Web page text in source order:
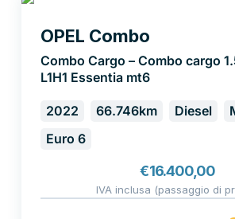
OPEL Combo
Combo Cargo – Combo cargo
L1H1 Essentia mt6
2022 66.746km Diesel
Euro 6
€16.400,00
IVA inclusa (passaggio di